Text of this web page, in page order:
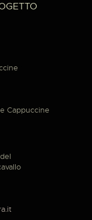
Cappuccine